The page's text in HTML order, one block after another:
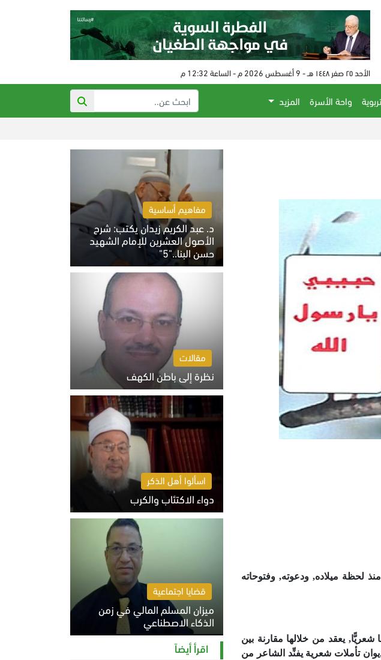
الأحد ٢٥ صفر ١٤٤٨ هـ - 9 أغسطس 2026 م - الساعة 12:32 م
واحة الأسرة
المزيد
لحظة ميلاده, ودعوته, وفتوحاته
مجموعة من القصائد الشعرية المادحة للرسول، مكونة من 150 مقطعًا شعريًّا, يعقد من خلالها مقارنة بين
تأملات شعرية يفنِّد الشاعر من
مفاهيم أساسية
د. عبد الكريم زيدان يكتب: شرح
الأصول العشرين للإمام الشهيد
حسن البنا.."5"
السبت 8 أغسطس 2026 10:46 ص
مقالات
نظرة إلى باطن الكهف
السبت 8 أغسطس 2026 11:04 ص
اسألوا أهل الذكر
دواء الاكتئاب والكرب
السبت 8 أغسطس 2026 10:54 ص
قضايا اجتماعية
ميزان المسلم المالي في زمن
الذكاء الاصطناعي
السبت 8 أغسطس 2026 11:21 ص
اقرأ أيضاً